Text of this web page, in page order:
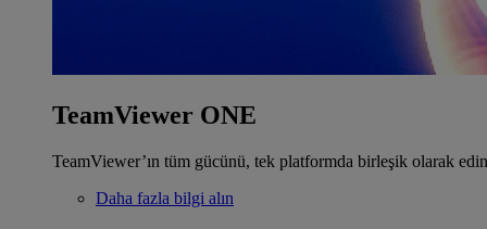
TeamViewer ONE
TeamViewer’ın tüm gücünü, tek platformda birleşik olarak
Daha fazla bilgi alın